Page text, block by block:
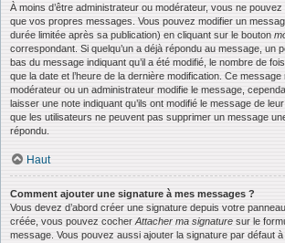
À moins d’être administrateur ou modérateur, vous ne
que vos propres messages. Vous pouvez modifier un
durée limitée après sa publication) en cliquant sur le bouton
correspondant. Si quelqu’un a déjà répondu au message, un
bas du message indiquant qu’il a été modifié, le nombre de
que la date et l’heure de la dernière modification. Ce message
modérateur ou un administrateur modifie le message,
laisser une note indiquant qu’ils ont modifié le message de
que les utilisateurs ne peuvent pas supprimer un message
répondu.
Haut
Comment ajouter une signature à mes messages ?
Vous devez d’abord créer une signature depuis votre
créée, vous pouvez cocher Attacher ma signature sur le
message. Vous pouvez aussi ajouter la signature par défaut